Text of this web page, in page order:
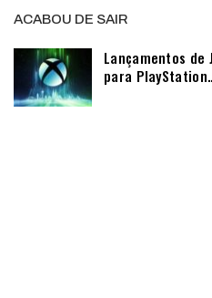
ACABOU DE SAIR
Lançamentos de
para